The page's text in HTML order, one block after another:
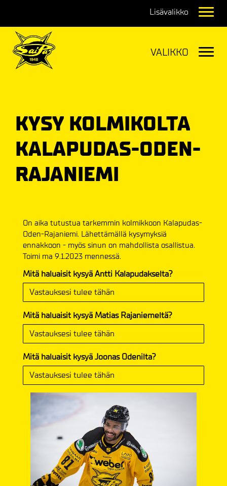
KYSY KOLMIKOLTA
KALAPUDAS-ODEN-
RAJANIEMI
On aika tutustua tarkemmin kolmikkoon Kalapudas-
Oden-Rajaniemi. Lähettämällä kysymyksiä
ennakkoon - myös sinun on mahdollista osallistua.
Toimi ma 9.1.2023 mennessä.
Mitä haluaisit kysyä Antti Kalapudakselta?
Mitä haluaisit kysyä Matias Rajaniemeltä?
Mitä haluaisit kysyä Joonas Odenilta?